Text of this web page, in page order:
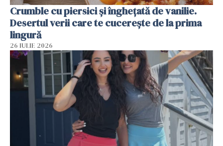
Crumble cu piersici și înghețată de vanilie.
Desertul verii care te cucerește de la prima
lingură
26 IULIE 2026